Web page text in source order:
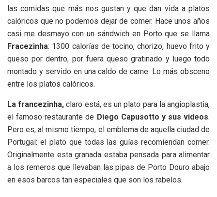
las comidas que más nos gustan y que dan vida a platos
calóricos que no podemos dejar de comer. Hace unos años
casi me desmayo con un sándwich en Porto que se llama
Fracezinha: 1300 calorías de tocino, chorizo, huevo frito y
queso por dentro, por fuera queso gratinado y luego todo
montado y servido en una caldo de carne. Lo más obsceno
entre los platos calóricos.
La francezinha, claro está, es un plato para la angioplastia,
el famoso restaurante de Diego Capusotto y sus videos.
Pero es, al mismo tiempo, el emblema de aquella ciudad de
Portugal: el plato que todas las guías recomiendan comer.
Originalmente esta granada estaba pensada para alimentar
a los remeros que llevaban las pipas de Porto Douro abajo
en esos barcos tan especiales que son los rabelos.